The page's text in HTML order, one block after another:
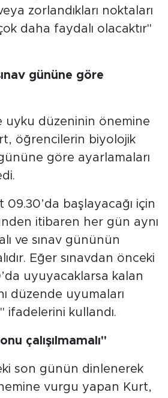
zorlandıkları noktaları
daha faydalı olacaktır"
gününe göre
uyku düzeninin önemine
öğrencilerin biyolojik
göre ayarlamaları
09.30’da başlayacağı için
itibaren her gün aynı
ve sınav gününün
Eğer sınavdan önceki
uyuyacaklarsa kalan
düzende uyumaları
ifadelerini kullandı.
çalışılmamalı"
son günün dinlenerek
vurgu yapan Kurt,